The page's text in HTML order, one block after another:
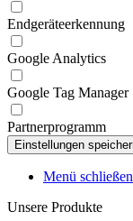
Endgeräteerkennung
Google Analytics
Google Tag Manager
Partnerprogramm
Menü schließen
Unsere Produkte